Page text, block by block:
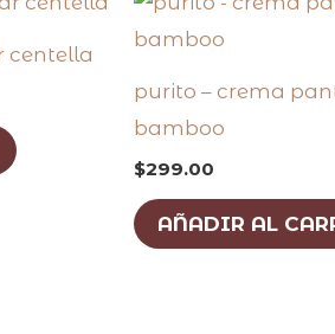
centella
purito – crema
bamboo
$299.00
AÑADIR AL